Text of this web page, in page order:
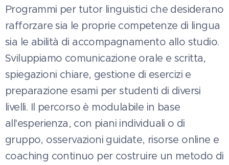
Programmi per tutor linguistici che desiderano
rafforzare sia le proprie competenze di lingua
sia le abilità di accompagnamento allo studio.
Sviluppiamo comunicazione orale e scritta,
spiegazioni chiare, gestione di esercizi e
preparazione esami per studenti di diversi
livelli. Il percorso è modulabile in base
all'esperienza, con piani individuali o di
gruppo, osservazioni guidate, risorse online e
coaching continuo per costruire un metodo di